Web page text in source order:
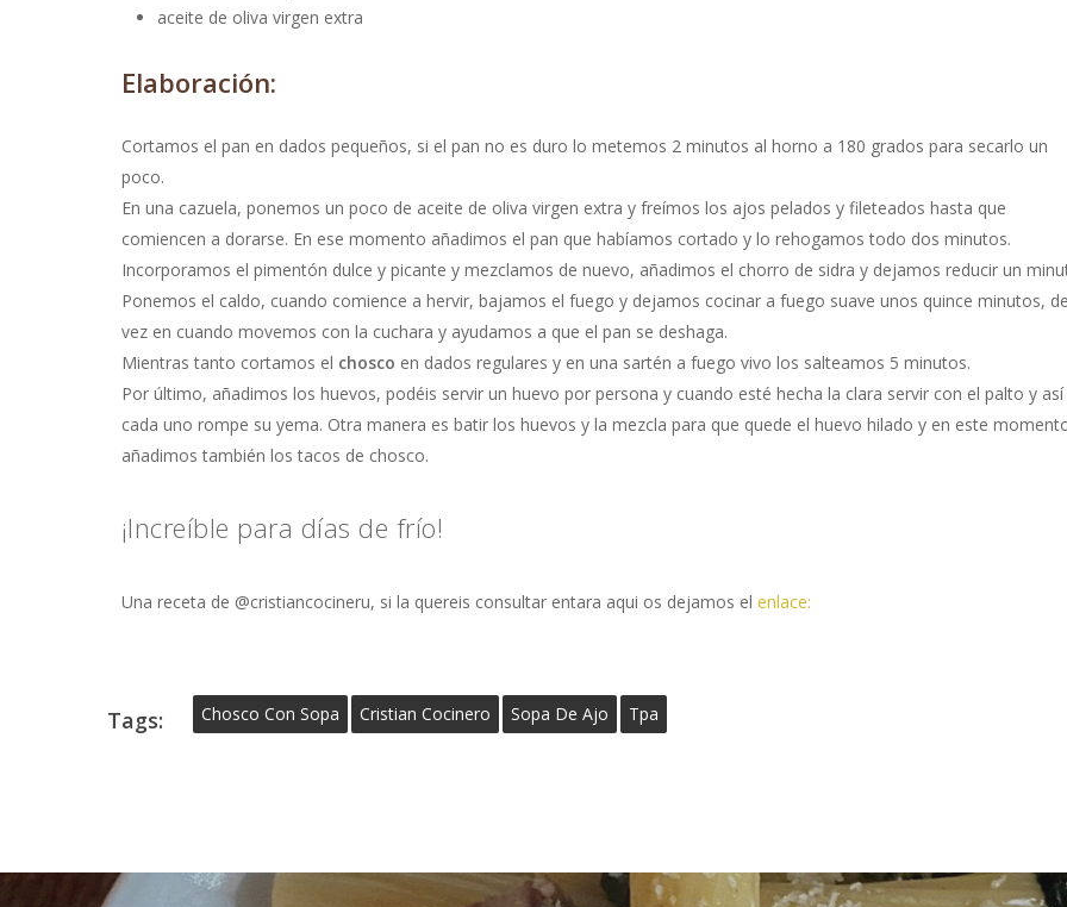
aceite de oliva virgen extra
Elaboración:
Cortamos el pan en dados pequeños, si el pan no es duro lo metemos 2 minutos al horno a 180 grados para secarlo un
poco.
En una cazuela, ponemos un poco de aceite de oliva virgen extra y freímos los ajos pelados y fileteados hasta que
comiencen a dorarse. En ese momento añadimos el pan que habíamos cortado y lo rehogamos todo dos minutos.
Incorporamos el pimentón dulce y picante y mezclamos de nuevo, añadimos el chorro de sidra y dejamos reducir un
Ponemos el caldo, cuando comience a hervir, bajamos el fuego y dejamos cocinar a fuego suave unos quince minutos, de
vez en cuando movemos con la cuchara y ayudamos a que el pan se deshaga.
Mientras tanto cortamos el chosco en dados regulares y en una sartén a fuego vivo los salteamos 5 minutos.
Por último, añadimos los huevos, podéis servir un huevo por persona y cuando esté hecha la clara servir con el palto y así
cada uno rompe su yema. Otra manera es batir los huevos y la mezcla para que quede el huevo hilado y en este
añadimos también los tacos de chosco.
¡Increíble para días de frío!
Una receta de @cristiancocineru, si la quereis consultar entara aqui os dejamos el enlace:
Tags: Chosco Con Sopa Cristian Cocinero Sopa De Ajo Tpa